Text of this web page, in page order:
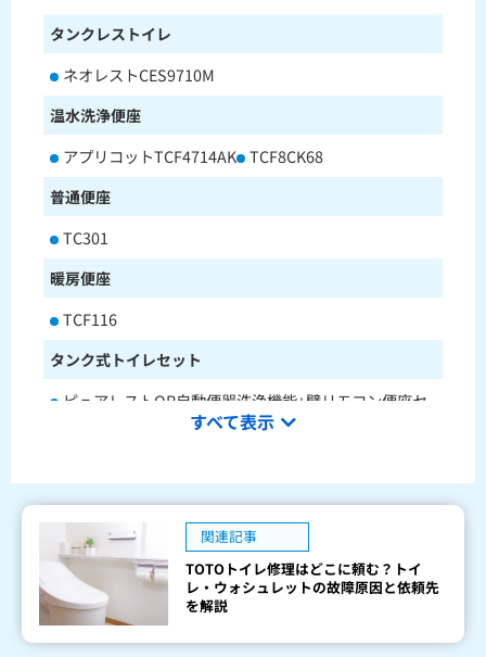
タンクレストイレ
ネオレストCES9710M
温水洗浄便座
アプリコットTCF4714AK TCF8CK68
普通便座
TC301
暖房便座
TCF116
タンク式トイレセット
ピュアレストQR自動便器洗浄機能+壁リモコン便座セ
ットCS232BM+SH233BA+TCF4714AK
水栓金具
キッチン用水栓金具
TKS05321J TKS05321Z
TKS05305ZA TKS05320J TKS05301J
すべて表示
関連記事
TOTOトイレ修理はどこに頼む？トイ
レ・ウォシュレットの故障原因と依頼先
を解説